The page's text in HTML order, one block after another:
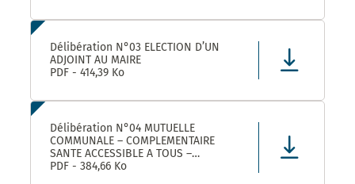
Délibération N°03 ELECTION D’UN
ADJOINT AU MAIRE
PDF - 414,39 Ko
Délibération N°04 MUTUELLE
COMMUNALE – COMPLEMENTAIRE
SANTE ACCESSIBLE A TOUS –
CONVENTION DE PARTENARIAT AVEC
PDF - 384,66 Ko